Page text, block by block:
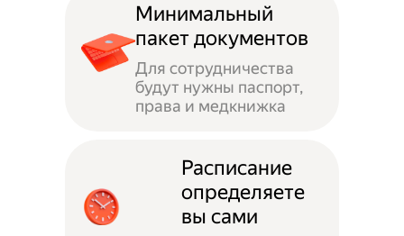
Минимальный
пакет документов
Для сотрудничества
будут нужны паспорт,
права и медкнижка
Расписание
определяете
вы сами